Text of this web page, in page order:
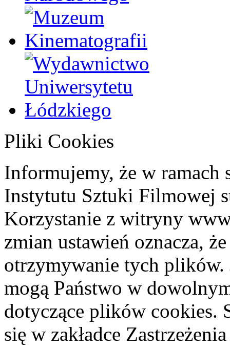
Pliki Cookies
Informujemy, że w ramach
Instytutu Sztuki Filmowej
Korzystanie z witryny
zmian ustawień oznacza,
otrzymywanie tych plików.
mogą Państwo w
dotyczące plików cookies.
się w zakładce